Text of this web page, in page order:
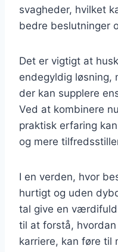
svagheder, hvilket
bedre beslutninger
Det er vigtigt at
endegyldig løsning,
der kan supplere
Ved at kombinere
praktisk erfaring
og mere
I en verden, hvor
hurtigt og uden
tal give en
til at forstå,
karriere, kan føre til